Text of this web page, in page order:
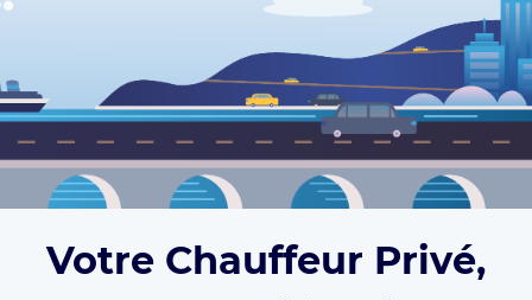
Votre Chauffeur Privé,